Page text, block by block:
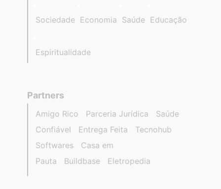
Sociedade Economia Saúde Educação
Espiritualidade
Partners
Amigo Rico Parceria Jurídica
Saúde
Confiável
Entrega Feita
Tecnohub
Softwares
Casa em
Pauta
Buildbase Eletropedia